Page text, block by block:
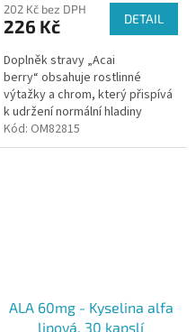
202 Kč bez DPH
226 Kč DETAIL
Doplněk stravy „Acai
berry“ obsahuje rostlinné
výtažky a chrom, který přispívá
k udržení normální hladiny
glukózy v krvi.
Kód: OM82815
ALA 60mg - Kyselina alfa
lipová, 30 kapslí